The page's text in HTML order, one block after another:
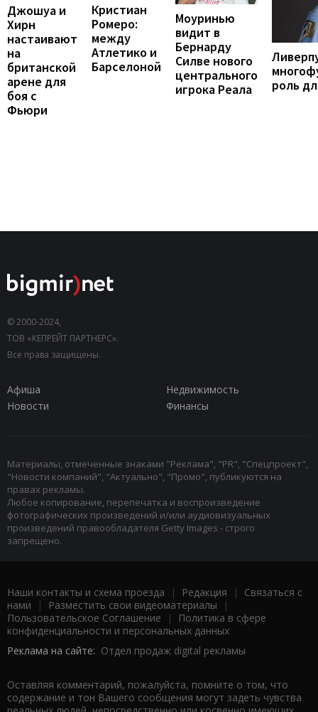
Джошуа и
Хирн
настаивают
на
британской
арене для
боя с
Фьюри
Кристиан
Ромеро:
между
Атлетико и
Барселоной
Моуринью
видит в
Бернарду
Силве нового
центрального
игрока Реала
роль
© 2000-2024,
ТОВ «КЕПРЕЙТ ПАРТНЕРС».
Все права защищены.
Афиша
Недвижимость
Новости
Финансы
Материалы, отмеченные знаками "Реклама", "PR", "Спецпроект",
"Новости компаний", "Актуально", "Промо", публикуются на
правах рекламы.
Любое копирование, перепечатка и воспроизведение
фотографических произведений и/или аудиовизуальных
произведений правообладателя Getty Images - строго
запрещено.
Наши контакты и схема проезда | Редакция | Связаться с
нами | Разместить свои видеоматериалы |
Пользовательское Соглашение |
Политика в сфере
конфиденциальности и персональных данных
Реклама на сайте: Отдел продаж digital рекламы
Оставляя комментарий, пожалуйста, помните о том, что
содержание и тон Вашего сообщения могут задеть чувства